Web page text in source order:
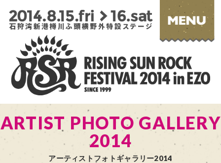
ARTIST PHOTO GALLERY
2014
アーティストフォトギャラリー2014